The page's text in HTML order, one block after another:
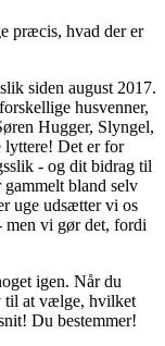
præcis, hvad der er
siden august 2017.
husvenner,
Hugger, Slyngel,
lyttere! Det er for
- og dit bidrag til
bland selv
uge udsætter vi os
men vi gør det, fordi
igen. Når du
til at vælge, hvilket
Du bestemmer!